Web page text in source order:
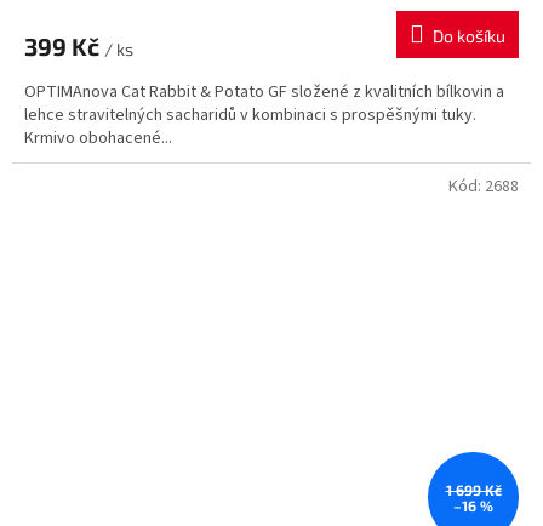
399 Kč / ks
Do košíku
OPTIMAnova Cat Rabbit & Potato GF složené z kvalitních bílkovin a
lehce stravitelných sacharidů v kombinaci s prospěšnými tuky.
Krmivo obohacené...
1 699 Kč
–16 %
Kód: 2688